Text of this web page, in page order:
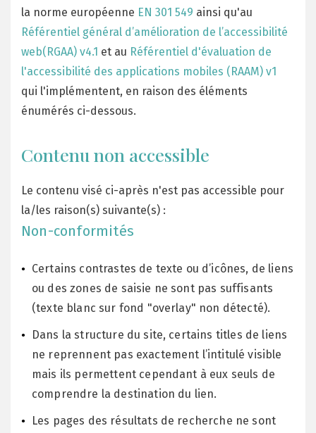
la norme européenne EN 301 549 ainsi qu'au
Référentiel général d’amélioration de l’accessibilité
web(RGAA) v4.1 et au Référentiel d'évaluation de
l'accessibilité des applications mobiles (RAAM) v1
qui l'implémentent, en raison des éléments
énumérés ci-dessous.
Contenu non accessible
Le contenu visé ci-après n'est pas accessible pour
la/les raison(s) suivante(s) :
Non-conformités
Certains contrastes de texte ou d’icônes, de liens
ou des zones de saisie ne sont pas suffisants
(texte blanc sur fond "overlay" non détecté).
Dans la structure du site, certains titles de liens
ne reprennent pas exactement l’intitulé visible
mais ils permettent cependant à eux seuls de
comprendre la destination du lien.
Les pages des résultats de recherche ne sont